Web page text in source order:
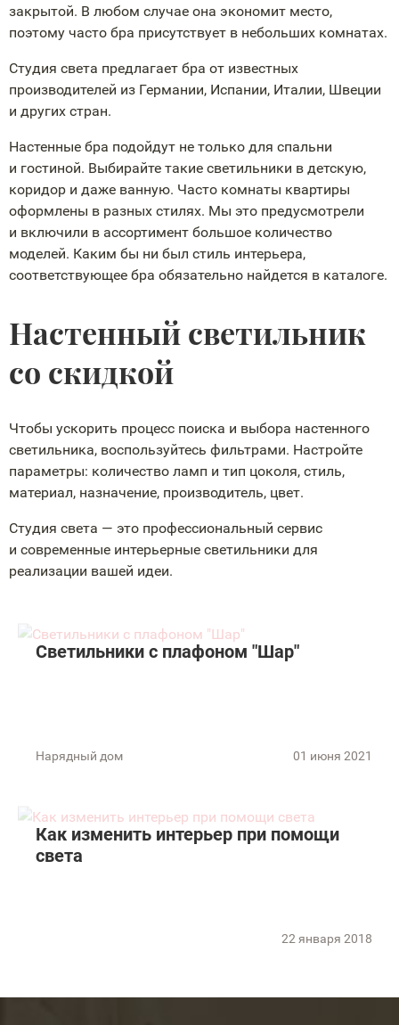
закрытой. В любом случае она экономит место,
поэтому часто бра присутствует в небольших комнатах.
Студия света предлагает бра от известных
производителей из Германии, Испании, Италии, Швеции
и других стран.
Настенные бра подойдут не только для спальни
и гостиной. Выбирайте такие светильники в детскую,
коридор и даже ванную. Часто комнаты квартиры
оформлены в разных стилях. Мы это предусмотрели
и включили в ассортимент большое количество
моделей. Каким бы ни был стиль интерьера,
соответствующее бра обязательно найдется в каталоге.
Настенный светильник
со скидкой
Чтобы ускорить процесс поиска и выбора настенного
светильника, воспользуйтесь фильтрами. Настройте
параметры: количество ламп и тип цоколя, стиль,
материал, назначение, производитель, цвет.
Студия света — это профессиональный сервис
и современные интерьерные светильники для
реализации вашей идеи.
Светильники с плафоном "Шар"
Нарядный дом 01 июня 2021
Как изменить интерьер при помощи
света
22 января 2018